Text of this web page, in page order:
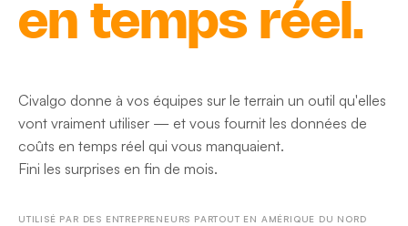
en temps réel.
Civalgo donne à vos équipes sur le terrain un outil qu'elles
vont vraiment utiliser — et vous fournit les données de
coûts en temps réel qui vous manquaient.
Fini les surprises en fin de mois.
UTILISÉ PAR DES ENTREPRENEURS PARTOUT EN AMÉRIQUE DU NORD